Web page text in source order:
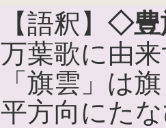
【語釈】 ◇豊
万葉歌に由
「旗雲」は
平方向にた